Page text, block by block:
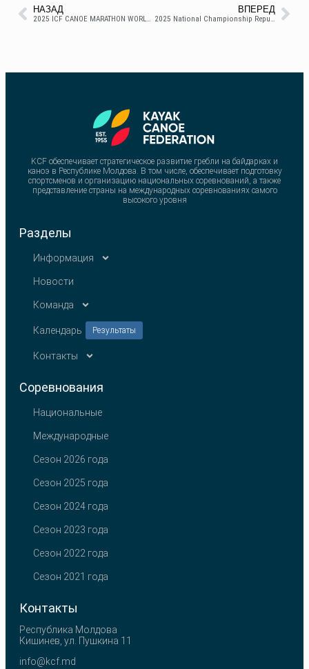
НАЗАД
2025 ICF CANOE MARATHON WORLD CHAMPIONSHIPS
ВПЕРЕД
2025 National Championship Republic of Moldova SUP
KCF обеспечивает стратегическое развитие гребли на байдарках и
каноэ в Республике Молдова. В том числе, обеспечивает подготовку
спортсменов и организацию национальных соревнований, а также
представление страны на международных соревнованиях самого
высокого уровня
Разделы
Информация
Новости
Команда
Календарь Результаты
Контакты
Соревнования
Национальные
Международные
Сезон 2026 года
Сезон 2025 года
Сезон 2024 года
Сезон 2023 года
Сезон 2022 года
Сезон 2021 года
Контакты
Республика Молдова
Кишинев, ул. Пушкина 11
info@kcf.md